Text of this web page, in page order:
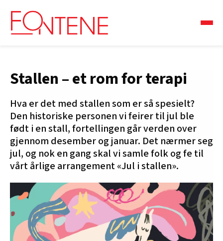
Stallen – et rom for terapi
Hva er det med stallen som er så spesielt?
Den historiske personen vi feirer til jul ble
født i en stall, fortellingen går verden over
gjennom desember og januar. Det nærmer seg
jul, og nok en gang skal vi samle folk og fe til
vårt årlige arrangement «Jul i stallen».